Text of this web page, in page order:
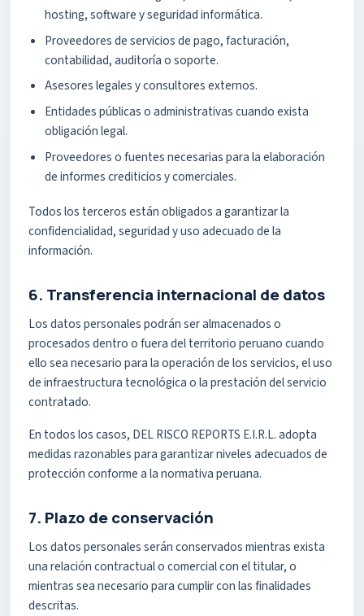
hosting, software y seguridad informática.
Proveedores de servicios de pago, facturación,
contabilidad, auditoría o soporte.
Asesores legales y consultores externos.
Entidades públicas o administrativas cuando exista
obligación legal.
Proveedores o fuentes necesarias para la elaboración
de informes crediticios y comerciales.
Todos los terceros están obligados a garantizar la
confidencialidad, seguridad y uso adecuado de la
información.
6. Transferencia internacional de datos
Los datos personales podrán ser almacenados o
procesados dentro o fuera del territorio peruano cuando
ello sea necesario para la operación de los servicios, el uso
de infraestructura tecnológica o la prestación del servicio
contratado.
En todos los casos, DEL RISCO REPORTS E.I.R.L. adopta
medidas razonables para garantizar niveles adecuados de
protección conforme a la normativa peruana.
7. Plazo de conservación
Los datos personales serán conservados mientras exista
una relación contractual o comercial con el titular, o
mientras sea necesario para cumplir con las finalidades
descritas.